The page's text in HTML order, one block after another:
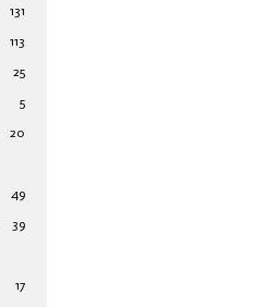
131
113
25
5
20
49
39
17